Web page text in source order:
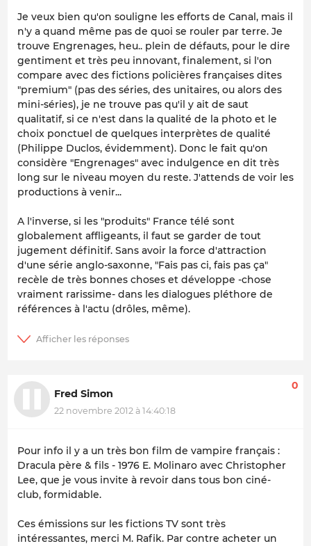
Je veux bien qu'on souligne les efforts de Canal, mais il
n'y a quand même pas de quoi se rouler par terre. Je
trouve Engrenages, heu.. plein de défauts, pour le dire
gentiment et très peu innovant, finalement, si l'on
compare avec des fictions policières françaises dites
"premium" (pas des séries, des unitaires, ou alors des
mini-séries), je ne trouve pas qu'il y ait de saut
qualitatif, si ce n'est dans la qualité de la photo et le
choix ponctuel de quelques interprètes de qualité
(Philippe Duclos, évidemment). Donc le fait qu'on
considère "Engrenages" avec indulgence en dit très
long sur le niveau moyen du reste. J'attends de voir les
productions à venir...
A l'inverse, si les "produits" France télé sont
globalement affligeants, il faut se garder de tout
jugement définitif. Sans avoir la force d'attraction
d'une série anglo-saxonne, "Fais pas ci, fais pas ça"
recèle de très bonnes choses et développe -chose
vraiment rarissime- dans les dialogues pléthore de
références à l'actu (drôles, même).
Fred Simon
22 novembre 2012 à 14:40:18
0
Pour info il y a un très bon film de vampire français :
Dracula père & fils - 1976 E. Molinaro avec Christopher
Lee, que je vous invite à revoir dans tous bon ciné-
club, formidable.
Ces émissions sur les fictions TV sont très
intéressantes, merci M. Rafik. Par contre acheter un